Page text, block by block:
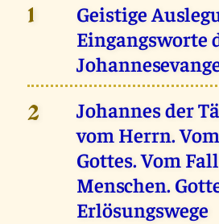
1
Geistige
Eingangsworte
2
Johannes der
vom Herrn.
Gottes. Vom
Menschen.
Erlösungswege